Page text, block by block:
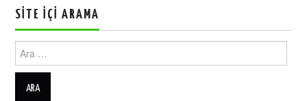
SITE İÇI ARAMA
Ara: